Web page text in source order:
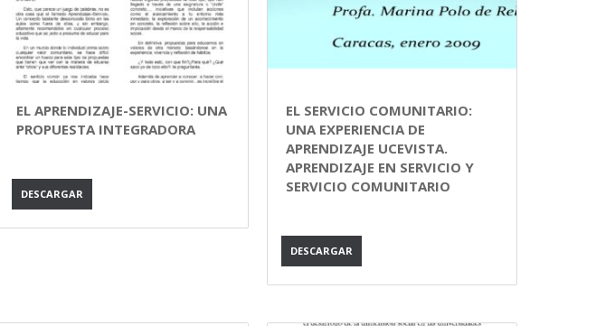
EL APRENDIZAJE-SERVICIO: UNA
PROPUESTA INTEGRADORA
DESCARGAR
EL SERVICIO COMUNITARIO:
UNA EXPERIENCIA DE
APRENDIZAJE UCEVISTA.
APRENDIZAJE EN SERVICIO Y
SERVICIO COMUNITARIO
DESCARGAR